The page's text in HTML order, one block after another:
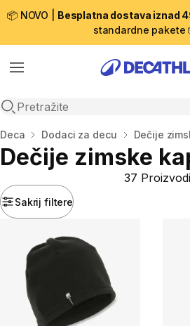
📦 NOVO | Besplatna dostava iznad
standardne pakete
Menu
Open search
Početna stranica
Deca Dodaci za decu Dečije
Dečije zimske
Sakrij filtere
37 Proizvodi